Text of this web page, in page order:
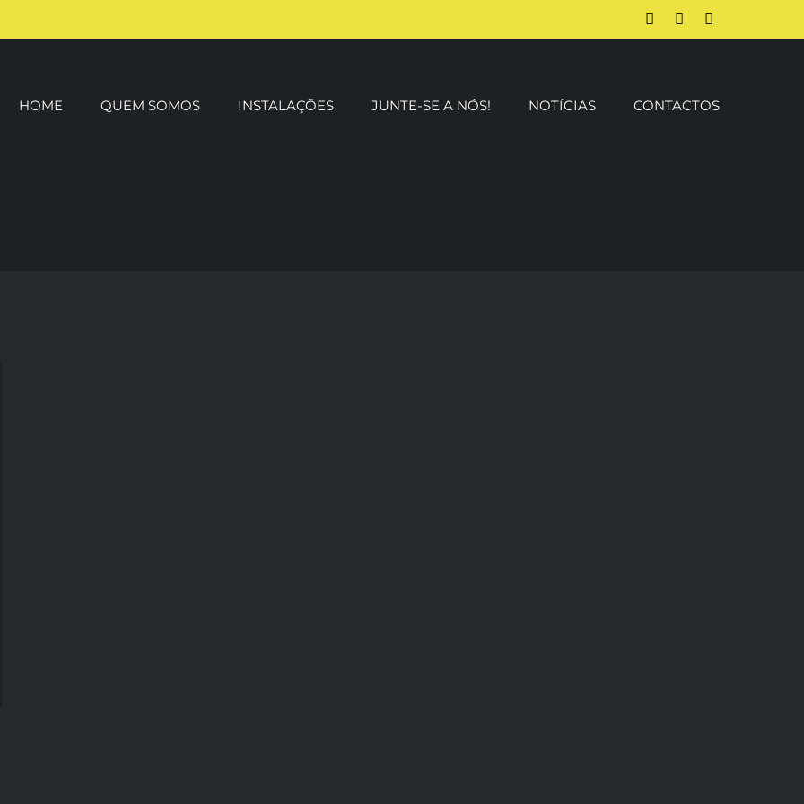
FacebookInstagram
HOME QUEM SOMOS INSTALAÇÕES JUNTE-SE A NÓS! NOTÍCIAS CONTACTOS